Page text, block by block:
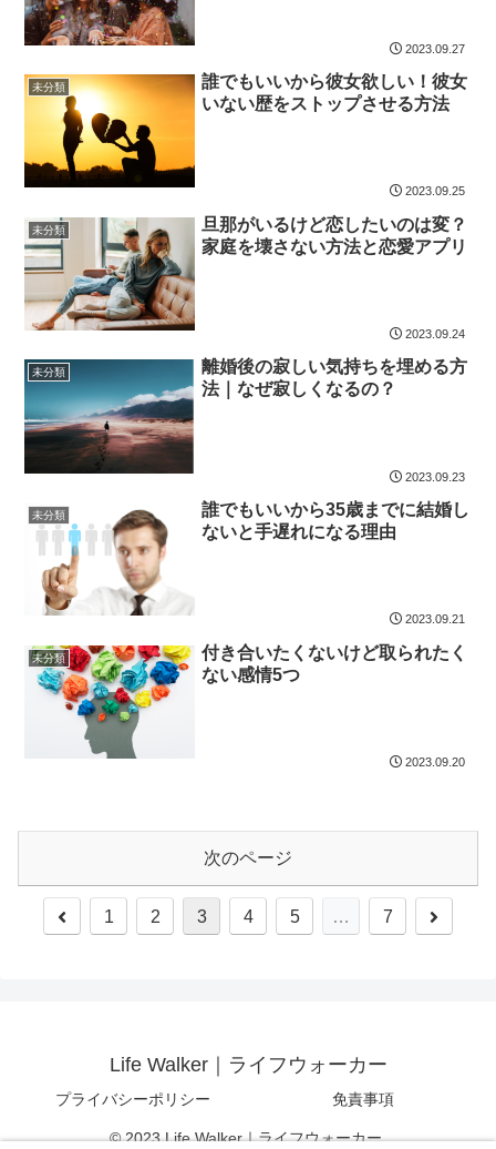
2023.09.27
未分類
誰でもいいから彼女欲しい！彼女
いない歴をストップさせる方法
2023.09.25
未分類
旦那がいるけど恋したいのは変？
家庭を壊さない方法と恋愛アプリ
2023.09.24
未分類
離婚後の寂しい気持ちを埋める方
法｜なぜ寂しくなるの？
2023.09.23
未分類
誰でもいいから35歳までに結婚し
ないと手遅れになる理由
2023.09.21
未分類
付き合いたくないけど取られたく
ない感情5つ
2023.09.20
次のページ
前
1 2 3 4 5 … 7
次
Life Walker｜ライフウォーカー
プライバシーポリシー 免責事項
© 2023 Life Walker｜ライフウォーカー.